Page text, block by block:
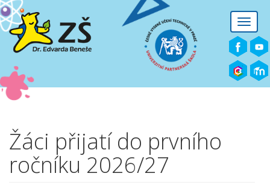
Přejít k hlavnímu obsahu
Toggle
Žáci přijatí do prvního
ročníku 2026/27